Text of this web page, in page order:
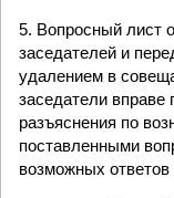
5. Вопросный лист
заседателей и
удалением в
заседатели вправе
разъяснения по
поставленными
возможных